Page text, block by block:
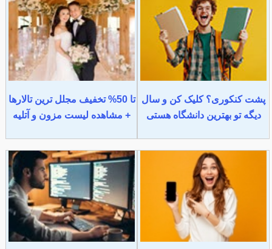
پشت کنکوری؟ کلیک کن و سال
دیگه تو بهترین دانشگاه هستی
تا 50% تخفیف مجلل ترین تالارها
+ مشاهده لیست مزون و آتلیه